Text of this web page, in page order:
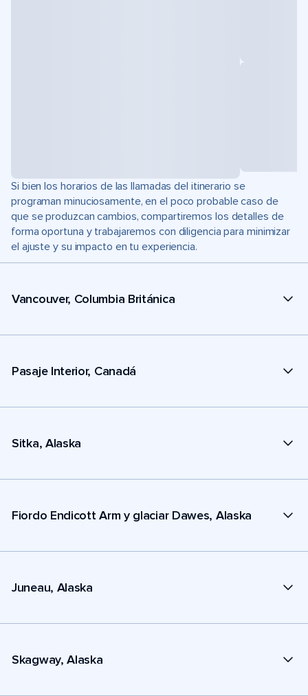
Si bien los horarios de las llamadas del itinerario se
programan minuciosamente, en el poco probable caso de
que se produzcan cambios, compartiremos los detalles de
forma oportuna y trabajaremos con diligencia para minimizar
el ajuste y su impacto en tu experiencia.
Vancouver, Columbia Británica
Pasaje Interior, Canadá
Sitka, Alaska
Fiordo Endicott Arm y glaciar Dawes, Alaska
Juneau, Alaska
Skagway, Alaska